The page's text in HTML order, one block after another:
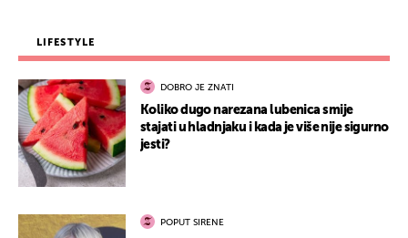
LIFESTYLE
DOBRO JE ZNATI
Koliko dugo narezana lubenica smije
stajati u hladnjaku i kada je više nije sigurno
jesti?
POPUT SIRENE